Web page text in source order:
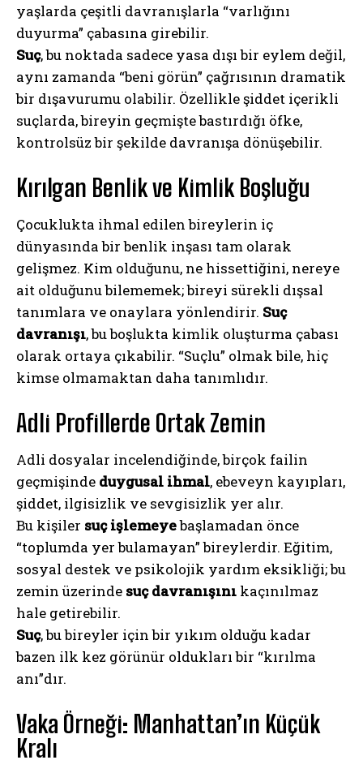
yaşlarda çeşitli davranışlarla “varlığını
duyurma” çabasına girebilir.
Suç, bu noktada sadece yasa dışı bir eylem değil,
aynı zamanda “beni görün” çağrısının dramatik
bir dışavurumu olabilir. Özellikle şiddet içerikli
suçlarda, bireyin geçmişte bastırdığı öfke,
kontrolsüz bir şekilde davranışa dönüşebilir.
Kırılgan Benlik ve Kimlik Boşluğu
Çocuklukta ihmal edilen bireylerin iç
dünyasında bir benlik inşası tam olarak
gelişmez. Kim olduğunu, ne hissettiğini, nereye
ait olduğunu bilememek; bireyi sürekli dışsal
tanımlara ve onaylara yönlendirir. Suç
davranışı, bu boşlukta kimlik oluşturma çabası
olarak ortaya çıkabilir. “Suçlu” olmak bile, hiç
kimse olmamaktan daha tanımlıdır.
Adli Profillerde Ortak Zemin
Adli dosyalar incelendiğinde, birçok failin
geçmişinde duygusal ihmal, ebeveyn kayıpları,
şiddet, ilgisizlik ve sevgisizlik yer alır.
Bu kişiler suç işlemeyebaşlamadan önce
“toplumda yer bulamayan” bireylerdir. Eğitim,
sosyal destek ve psikolojik yardım eksikliği; bu
zemin üzerinde suç davranışını kaçınılmaz
hale getirebilir.
Suç, bu bireyler için bir yıkım olduğu kadar
bazen ilk kez görünür oldukları bir “kırılma
anı”dır.
Vaka Örneği: Manhattan’ın Küçük
Kralı